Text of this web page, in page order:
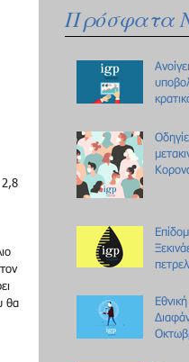
2,8
θα
Πρόσφατα